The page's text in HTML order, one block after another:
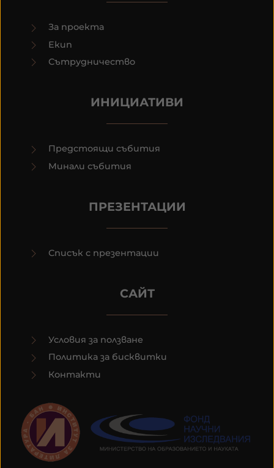
За проекта
Екип
Сътрудничество
ИНИЦИАТИВИ
Предстоящи събития
Минали събития
ПРЕЗЕНТАЦИИ
Списък с презентации
САЙТ
Условия за ползване
Политика за бисквитки
Контакти